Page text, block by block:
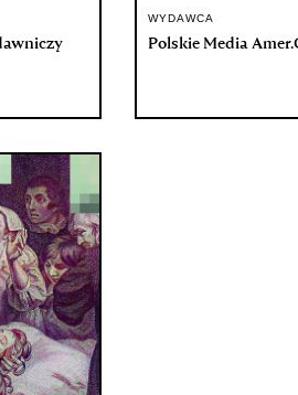
WYDAWCA
Polskie Media